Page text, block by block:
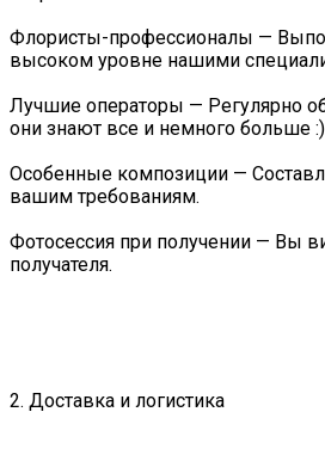
Флористы-профессионалы —
высоком уровне нашими
Лучшие операторы — Регулярно
они знают все и немного больше :)
Особенные композиции —
вашим требованиям.
Фотосессия при получении — Вы
получателя.
2. Доставка и логистика